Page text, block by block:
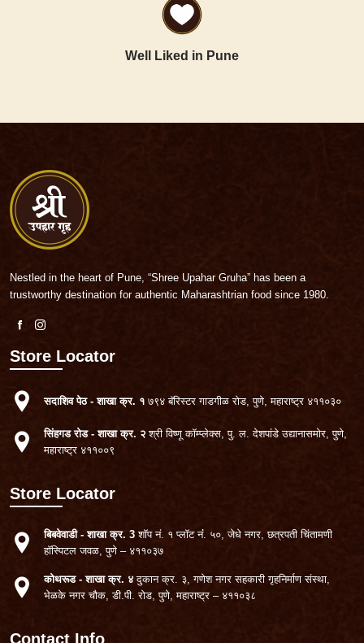
Well Liked in Pune
Nestled in the heart of Pune, “Shree Upahar Gruha” has been a
trustworthy destination for authentic Maharashtrian food since 1980.
Store Locator
सदाशिव पेठ - शाखा क्र. १ ७९४ बॅरिस्टर गाडगीळ रोड,पुणे, महाराष्ट्र ४११०३०
सिंहगड रोड - शाखा क्र. २ श्री विष्णू कॉम्प्लेक्स, पु. ल. देशपांडे उद्यानासमोर, पुणे,
महाराष्ट्र ४११००९
Store Locator
बिबवेवाडी - शाखा क्र. 3 शॉप नं. १ प्लॉट नंं. ५०,जेधे नगर, छत्रपती चिंतामणी
हॉस्पिटल जवळ,पुणे – ४११०३७
कोथरूड - शाखा क्र. ४ दुकान क्र. ३, गणेश नगरसहकारी गृहनिर्माण संस्था,
भेळके नगर चौक, डी.पी. रोड, पुणे, महाराष्ट्र – ४११०३८
Contact Info